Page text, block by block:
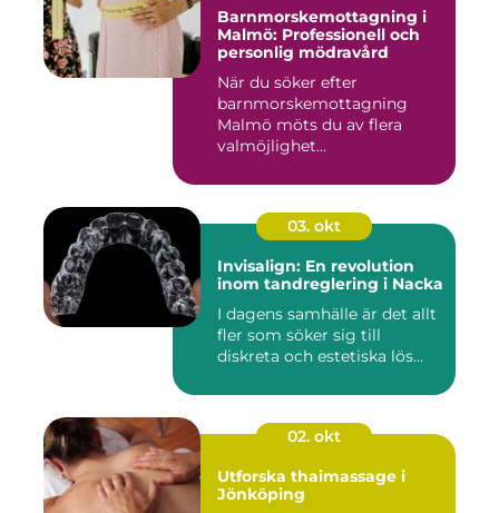
Barnmorskemottagning i
Malmö: Professionell och
personlig mödravård
När du söker efter
barnmorskemottagning
Malmö möts du av flera
valmöjlighet...
03. okt
Invisalign: En revolution
inom tandreglering i Nacka
I dagens samhälle är det allt
fler som söker sig till
diskreta och estetiska lös...
02. okt
Utforska thaimassage i
Jönköping